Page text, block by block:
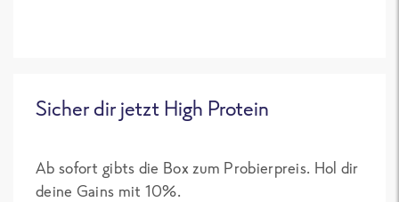
Sicher dir jetzt High Protein
Ab sofort gibts die Box zum Probierpreis. Hol dir
deine Gains mit 10%.